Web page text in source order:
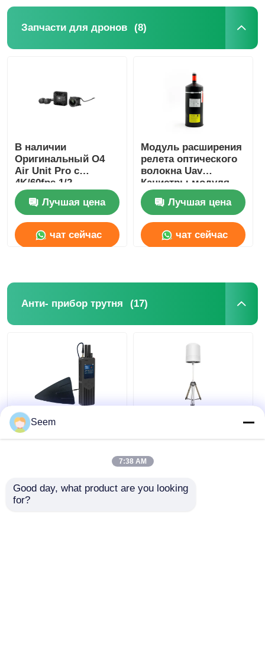
Запчасти для дронов (8)
В наличии
Оригинальный O4
Air Unit Pro с
4K/60fps 1/2-
дюймовым
сенсором, передача
высокой четкости на
15 км, O4 Pro Air
Unit 4K 4GB
Лучшая цена
чат сейчас
Модуль расширения
релета оптического
волокна Uav
Канистры модуля
оптического волокна
Лучшая цена
чат сейчас
Анти- прибор трутня (17)
Ручной детектор
FPV-дронов DJI
зондирование
ГГц-6 ГГц Дрон
обнаружение и
отслеживание
Seem
7:38 AM
Good day, what product are you looking
for?